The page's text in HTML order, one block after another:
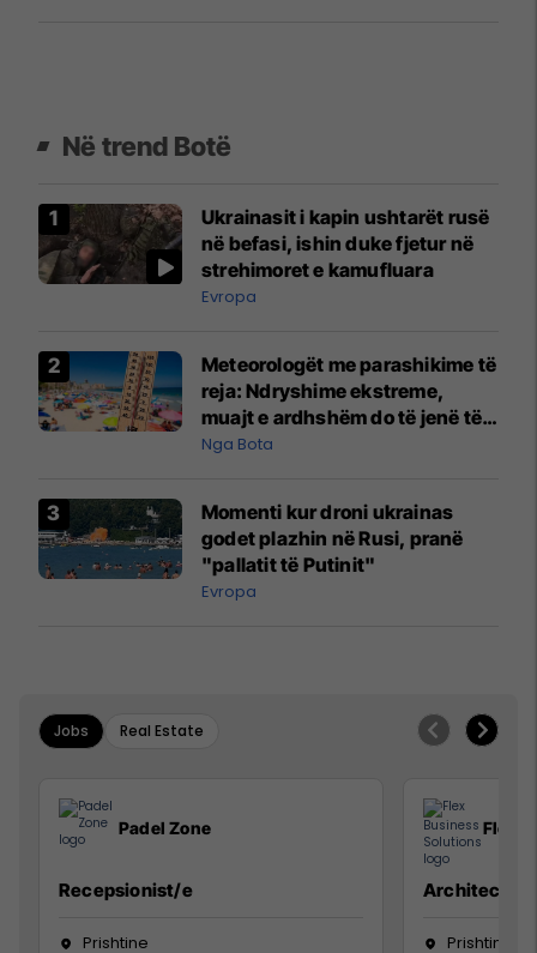
Në trend Botë
Ukrainasit i kapin ushtarët rusë
në befasi, ishin duke fjetur në
strehimoret e kamufluara
Evropa
Meteorologët me parashikime të
reja: Ndryshime ekstreme,
muajt e ardhshëm do të jenë të
pazakontë
Nga Bota
Momenti kur droni ukrainas
godet plazhin në Rusi, pranë
"pallatit të Putinit"
Evropa
Jobs Real Estate
Padel Zone
Recepsionist/e
Prishtine
Flex
Architect
Prishtinë